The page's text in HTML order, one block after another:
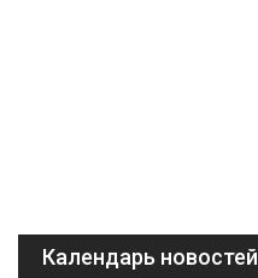
Календарь новостей